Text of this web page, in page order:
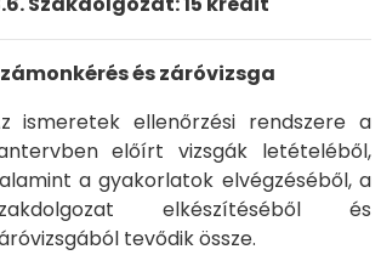
és záróvizsga
ismeretek ellenőrzési rendszere a
előírt vizsgák letételéből,
a gyakorlatok elvégzéséből, a
elkészítéséből és
tevődik össze.